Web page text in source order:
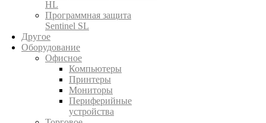
HL
Программная защита
Sentinel SL
Другое
Оборудование
Офисное
Компьютеры
Принтеры
Мониторы
Периферийные
устройства